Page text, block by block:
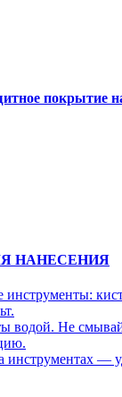
покрытие
НАНЕСЕНИЯ
инструменты:
водой. Не
инструментах —